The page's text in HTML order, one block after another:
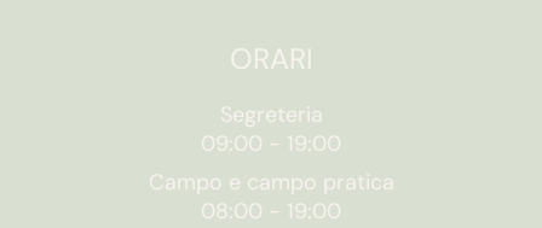
ORARI
Segreteria
09:00 - 19:00
Campo e campo pratica
08:00 - 19:00